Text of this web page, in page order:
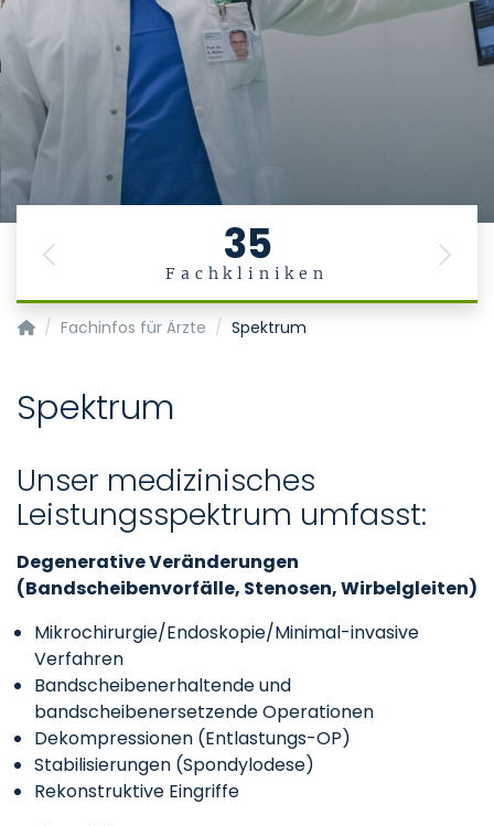
35
Fachkliniken
Previous Next
Wirbelsäulenzentrum
Fachinfos für Ärzte Spektrum
Spektrum
Unser medizinisches
Leistungsspektrum umfasst:
Degenerative Veränderungen
(Bandscheibenvorfälle, Stenosen, Wirbelgleiten)
Mikrochirurgie/Endoskopie/Minimal-invasive
Verfahren
Bandscheibenerhaltende und
bandscheibenersetzende Operationen
Dekompressionen (Entlastungs-OP)
Stabilisierungen (Spondylodese)
Rekonstruktive Eingriffe